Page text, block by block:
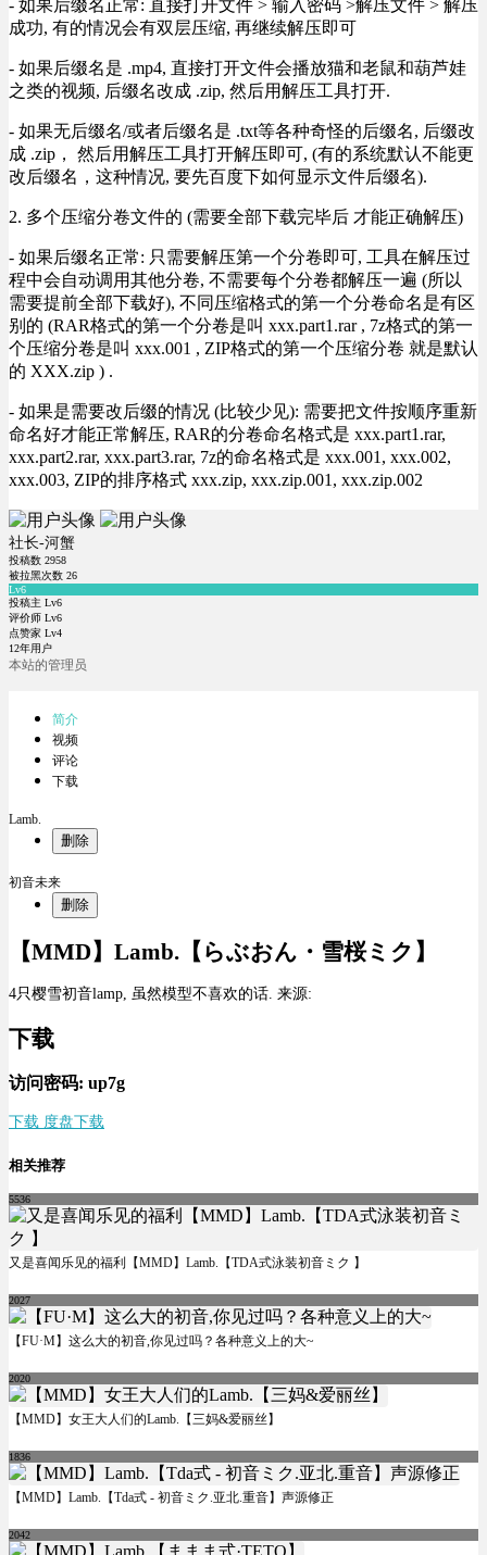
- 如果后缀名正常: 直接打开文件 > 输入密码 >解压文件 > 解压
成功, 有的情况会有双层压缩, 再继续解压即可
- 如果后缀名是 .mp4, 直接打开文件会播放猫和老鼠和葫芦娃
之类的视频, 后缀名改成 .zip, 然后用解压工具打开.
- 如果无后缀名/或者后缀名是 .txt等各种奇怪的后缀名, 后缀改
成 .zip， 然后用解压工具打开解压即可, (有的系统默认不能更
改后缀名，这种情况, 要先百度下如何显示文件后缀名).
2. 多个压缩分卷文件的 (需要全部下载完毕后 才能正确解压)
- 如果后缀名正常: 只需要解压第一个分卷即可, 工具在解压过
程中会自动调用其他分卷, 不需要每个分卷都解压一遍 (所以
需要提前全部下载好), 不同压缩格式的第一个分卷命名是有区
别的 (RAR格式的第一个分卷是叫 xxx.part1.rar , 7z格式的第一
个压缩分卷是叫 xxx.001 , ZIP格式的第一个压缩分卷 就是默认
的 XXX.zip ) .
- 如果是需要改后缀的情况 (比较少见): 需要把文件按顺序重新
命名好才能正常解压, RAR的分卷命名格式是 xxx.part1.rar,
xxx.part2.rar, xxx.part3.rar, 7z的命名格式是 xxx.001, xxx.002,
xxx.003, ZIP的排序格式 xxx.zip, xxx.zip.001, xxx.zip.002
社长-河蟹
投稿数 2958
被拉黑次数 26
Lv6
投稿主 Lv6
评价师 Lv6
点赞家 Lv4
12年用户
本站的管理员
简介
视频
评论
下载
Lamb.
删除
初音未来
删除
【MMD】Lamb.【らぶおん・雪桜ミク】
4只樱雪初音lamp, 虽然模型不喜欢的话. 来源:
下载
访问密码: up7g
下载 度盘下载
相关推荐
5536
又是喜闻乐见的福利【MMD】Lamb.【TDA式泳装初音ミク 】
2027
【FU·M】这么大的初音,你见过吗？各种意义上的大~
2020
【MMD】女王大人们的Lamb.【三妈&爱丽丝】
1836
【MMD】Lamb.【Tda式 - 初音ミク.亚北.重音】声源修正
2042